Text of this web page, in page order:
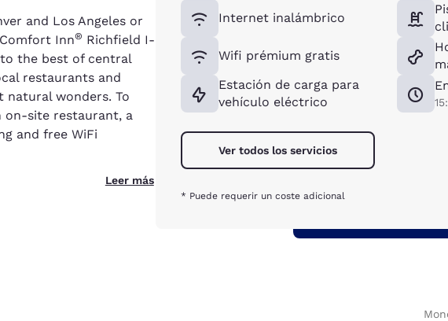
and Los Angeles or
Inn® Richfield I-
the best of central
restaurants and
natural wonders. To
on-site restaurant, a
and free WiFi
Leer más
Internet inalámbrico
Wifi prémium gratis
Estación de carga para
vehículo eléctrico
Ver todos los servicios
* Puede requerir un coste adicional